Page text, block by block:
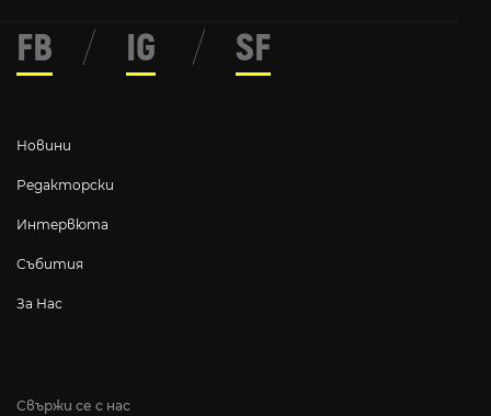
Свържи се с нас
Новини
Редакторски
Интервюта
Събития
За Нас
FB / IG / SF